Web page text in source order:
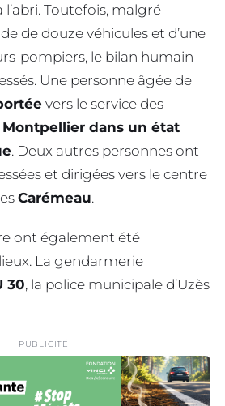
Toutefois, malgré
de douze véhicules et d’une
pompiers, le bilan humain
Une personne âgée de
vers le service des
dans un état
. Deux autres personnes ont
et dirigées vers le centre
Carémeau.
ont également été
La gendarmerie
30, la police municipale d’Uzès
PUBLICITÉ